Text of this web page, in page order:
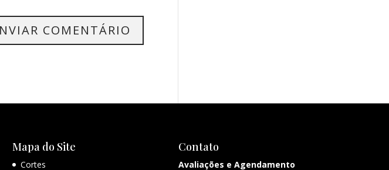
Mapa do Site
Cortes
Contato
Avaliações e Agendamento